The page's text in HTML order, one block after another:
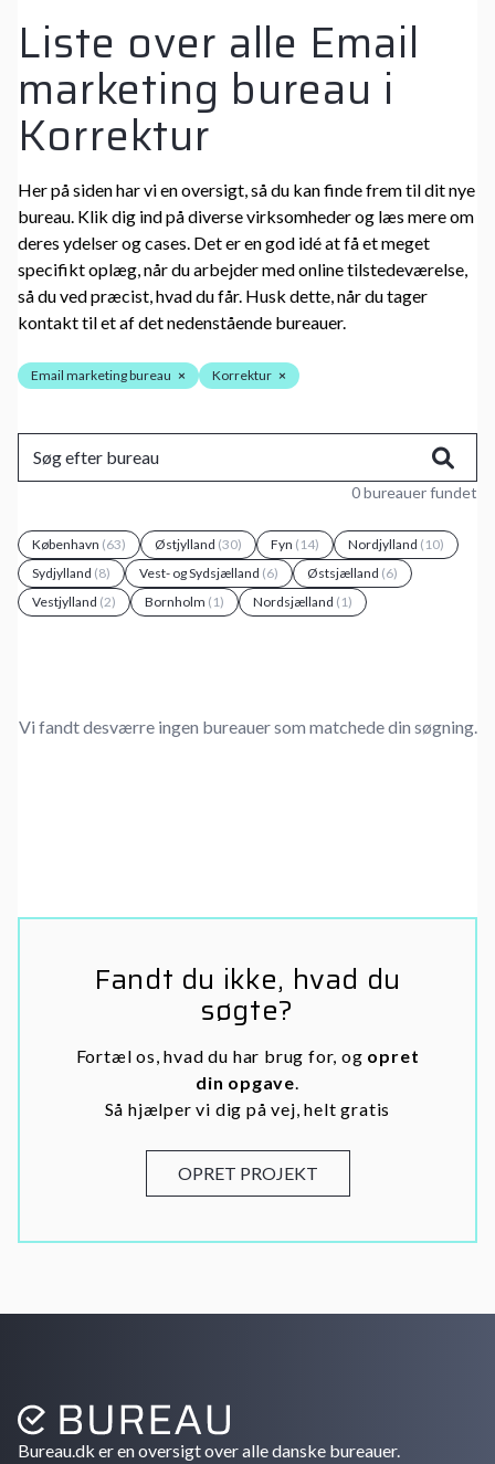
Liste over alle Email
marketing bureau i
Korrektur
Her på siden har vi en oversigt, så du kan finde frem til dit nye
bureau. Klik dig ind på diverse virksomheder og læs mere om
deres ydelser og cases. Det er en god idé at få et meget
specifikt oplæg, når du arbejder med online tilstedeværelse,
så du ved præcist, hvad du får. Husk dette, når du tager
kontakt til et af det nedenstående bureauer.
Email marketing bureau × Korrektur ×
0 bureauer fundet
København (63) Østjylland (30) Fyn (14) Nordjylland (10)
Sydjylland (8) Vest- og Sydsjælland (6) Østsjælland (6)
Vestjylland (2) Bornholm (1) Nordsjælland (1)
Vi fandt desværre ingen bureauer som matchede din søgning.
Fandt du ikke, hvad du
søgte?
Fortæl os, hvad du har brug for, og opret
din opgave.
Så hjælper vi dig på vej, helt gratis
OPRET PROJEKT
Bureau.dk er en oversigt over alle danske bureauer.